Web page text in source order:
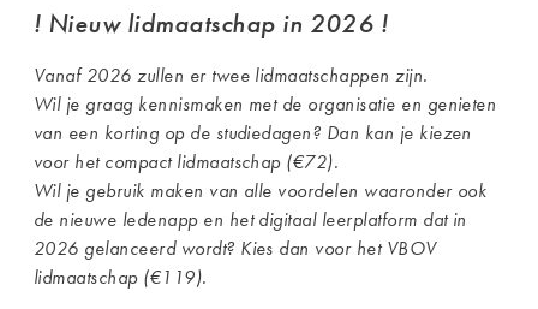
! Nieuw lidmaatschap in 2026 !
Vanaf 2026 zullen er twee lidmaatschappen zijn.
Wil je graag kennismaken met de organisatie en genieten
van een korting op de studiedagen? Dan kan je kiezen
voor het compact lidmaatschap (€72).
Wil je gebruik maken van alle voordelen waaronder ook
de nieuwe ledenapp en het digitaal leerplatform dat in
2026 gelanceerd wordt? Kies dan voor het VBOV
lidmaatschap (€119).